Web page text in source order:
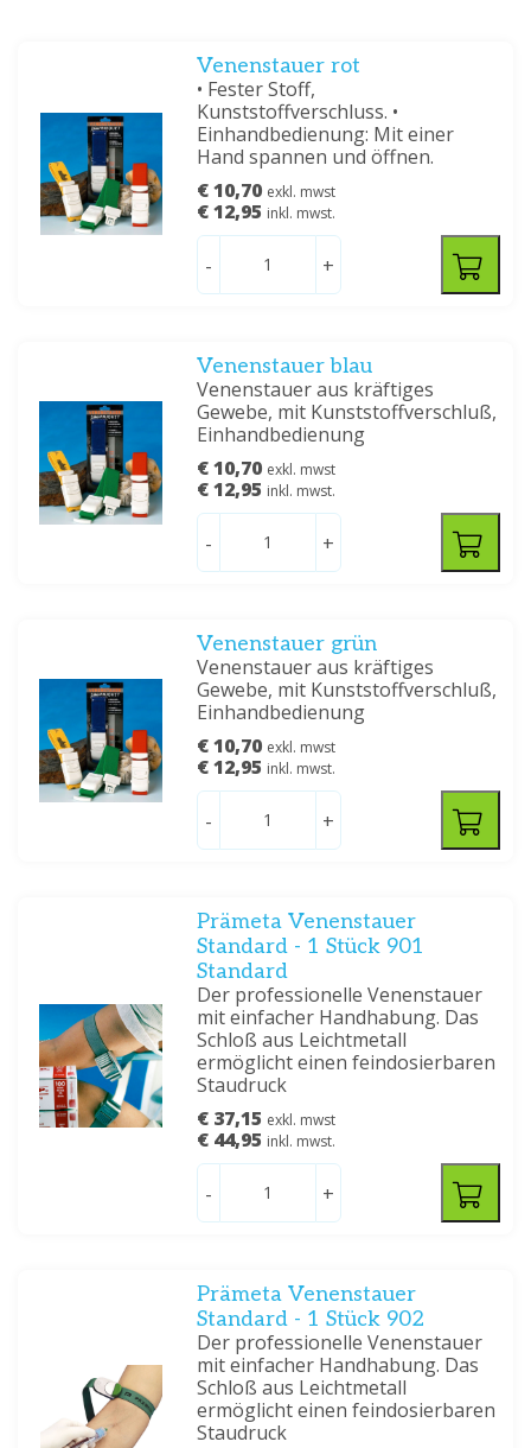
Venenstauer rot
• Fester Stoff,
Kunststoffverschluss. •
Einhandbedienung: Mit einer
Hand spannen und öffnen.
€ 10,70 exkl. mwst
€ 12,95 inkl. mwst.
- +
Venenstauer blau
Venenstauer aus kräftiges
Gewebe, mit Kunststoffverschluß,
Einhandbedienung
€ 10,70 exkl. mwst
€ 12,95 inkl. mwst.
- +
Venenstauer grün
Venenstauer aus kräftiges
Gewebe, mit Kunststoffverschluß,
Einhandbedienung
€ 10,70 exkl. mwst
€ 12,95 inkl. mwst.
- +
Prämeta Venenstauer
Standard - 1 Stück 901
Standard
Der professionelle Venenstauer
mit einfacher Handhabung. Das
Schloß aus Leichtmetall
ermöglicht einen feindosierbaren
Staudruck
€ 37,15 exkl. mwst
€ 44,95 inkl. mwst.
- +
Prämeta Venenstauer
Standard - 1 Stück 902
Der professionelle Venenstauer
mit einfacher Handhabung. Das
Schloß aus Leichtmetall
ermöglicht einen feindosierbaren
Staudruck